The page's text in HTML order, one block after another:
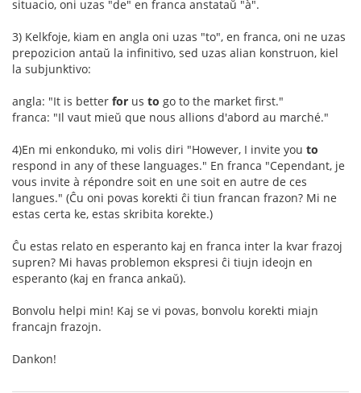
situacio, oni uzas "de" en franca anstataŭ "à".
3) Kelkfoje, kiam en angla oni uzas "to", en franca, oni ne uzas
prepozicion antaŭ la infinitivo, sed uzas alian konstruon, kiel
la subjunktivo:
angla: "It is better for us to go to the market first."
franca: "Il vaut mieŭ que nous allions d'abord au marché."
4)En mi enkonduko, mi volis diri "However, I invite you to
respond in any of these languages." En franca "Cependant, je
vous invite à répondre soit en une soit en autre de ces
langues." (Ĉu oni povas korekti ĉi tiun francan frazon? Mi ne
estas certa ke, estas skribita korekte.)
Ĉu estas relato en esperanto kaj en franca inter la kvar frazoj
supren? Mi havas problemon ekspresi ĉi tiujn ideojn en
esperanto (kaj en franca ankaŭ).
Bonvolu helpi min! Kaj se vi povas, bonvolu korekti miajn
francajn frazojn.
Dankon!